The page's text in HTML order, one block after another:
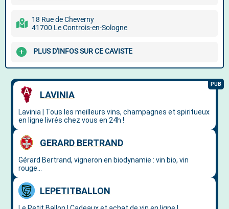
18 Rue de Cheverny
41700 Le Controis-en-Sologne
PLUS D'INFOS SUR CE CAVISTE